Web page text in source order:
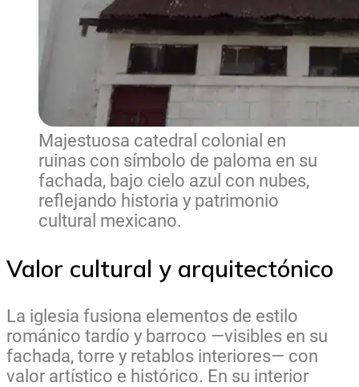
Majestuosa catedral colonial en
ruinas con símbolo de paloma en su
fachada, bajo cielo azul con nubes,
reflejando historia y patrimonio
cultural mexicano.
Valor cultural y arquitectónico
La iglesia fusiona elementos de estilo
románico tardío y barroco —visibles en su
fachada, torre y retablos interiores— con
valor artístico e histórico. En su interior